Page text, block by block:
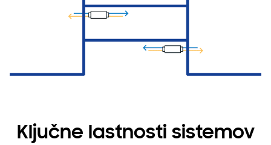
Ključne lastnosti sistemov